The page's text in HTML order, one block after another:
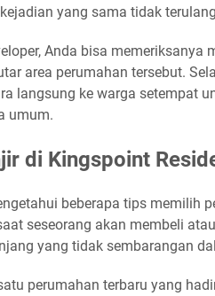
yang sama tidak
Anda bisa memeriksanya
area perumahan tersebut.
langsung ke warga setempat
umum.
di Kingspoint
beberapa tips memilih
seseorang akan membeli
yang tidak sembarangan
perumahan terbaru yang